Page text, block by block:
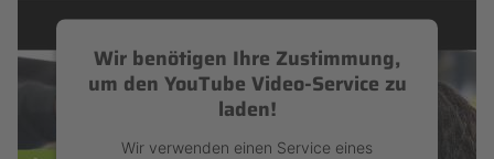
Wir benötigen Ihre Zustimmung,
um den YouTube Video-Service zu
laden!
Wir verwenden einen Service eines